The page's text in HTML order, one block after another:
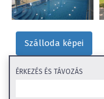
Szálloda képei
ÉRKEZÉS ÉS TÁVOZÁS